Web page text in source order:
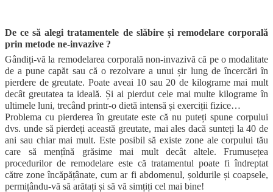
De ce să alegi tratamentele de slăbire și remodelare corporală
prin metode ne-invazive ?
Gândiți-vă la remodelarea corporală non-invazivă că pe o modalitate
de a pune capăt sau că o rezolvare a unui șir lung de încercări în
pierdere de greutate. Poate aveai 10 sau 20 de kilograme mai mult
decât greutatea ta ideală. Și ai pierdut cele mai multe kilograme în
ultimele luni, trecând printr-o dietă intensă și exerciții fizice…
Problema cu pierderea în greutate este că nu puteți spune corpului
dvs. unde să pierdeți această greutate, mai ales dacă sunteți la 40 de
ani sau chiar mai mult. Este posibil să existe zone ale corpului tău
care să mențînă grăsime mai mult decât altele. Frumusețea
procedurilor de remodelare este că tratamentul poate fi îndreptat
către zone încăpățânate, cum ar fi abdomenul, șoldurile și coapsele,
permițându-vă să arătați și să vă simțiți cel mai bine!